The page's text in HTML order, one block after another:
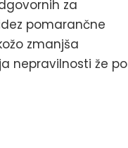
za
pomarančne
zmanjša
nepravilnosti že po